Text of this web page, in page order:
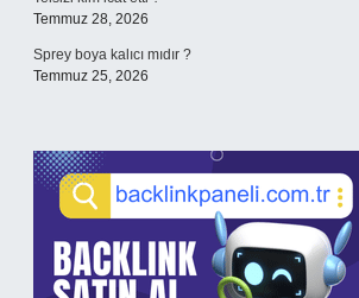
Temmuz 28, 2026
Sprey boya kalıcı mıdır ?
Temmuz 25, 2026